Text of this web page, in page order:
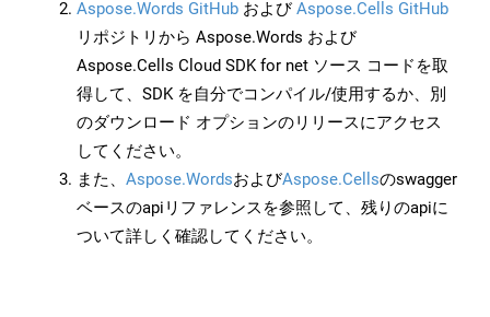
Aspose.Words GitHub およびAspose.Cells GitHub
リポジトリから Aspose.Words および
Aspose.Cells Cloud SDK for net ソース コードを取
得して、SDK を自分でコンパイル/使用するか、別
のダウンロード オプションのリリースにアクセス
してください。
また、 Aspose.WordsおよびAspose.Cellsのswagger
ベースのapiリファレンスを参照して、残りのapiに
ついて詳しく確認してください。